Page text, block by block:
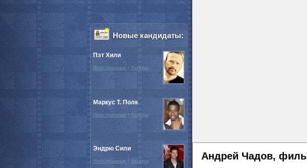
Андрей Чадов,
Новые кандидаты:
Пэт Хили
Иностранные / Актёры
Маркус Т. Полк
Иностранные / Актёры
Эндрю Сили
Иностранные / Актёры